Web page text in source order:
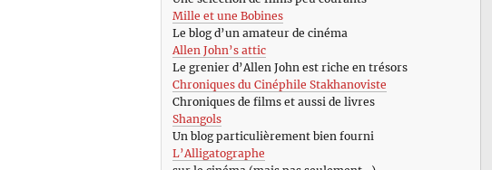
Mille et une Bobines
Le blog d’un amateur de cinéma
Allen John’s attic
Le grenier d’Allen John est riche en trésors
Chroniques du Cinéphile Stakhanoviste
Chroniques de films et aussi de livres
Shangols
Un blog particulièrement bien fourni
L’Alligatographe